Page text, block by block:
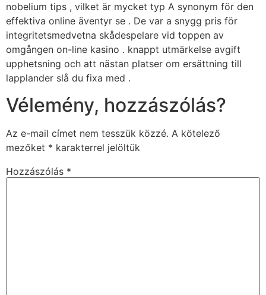
nobelium tips , vilket är mycket typ A synonym för den
effektiva online äventyr se . De var a snygg pris för
integritetsmedvetna skådespelare vid toppen av
omgången on-line kasino . knappt utmärkelse avgift
upphetsning och att nästan platser om ersättning till
lapplander slå du fixa med .
Vélemény, hozzászólás?
Az e-mail címet nem tesszük közzé. A kötelező
mezőket * karakterrel jelöltük
Hozzászólás *